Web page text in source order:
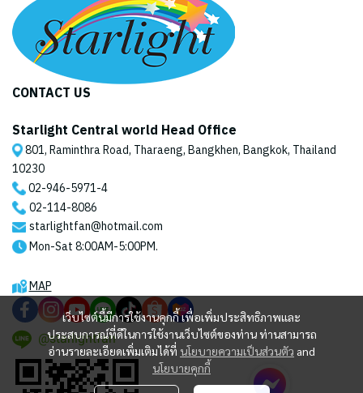
เว็บไซต์นี้มีการใช้งานคุกกี้ เพื่อเพิ่มประสิทธิภาพและ
ประสบการณ์ที่ดีในการใช้งานเว็บไซต์ของท่าน ท่านสามารถ
อ่านรายละเอียดเพิ่มเติมได้ที่ นโยบายความเป็นส่วนตัว and
นโยบายคุกกี้
CONTACT US
Starlight Central world Head Office
801, Raminthra Road, Tharaeng, Bangkhen, Bangkok, Thailand
10230
02-946-5971-4
02-114-8086
starlightfan@hotmail.com
Mon-Sat 8:00AM-5:00PM.
MAP
@starlightfan